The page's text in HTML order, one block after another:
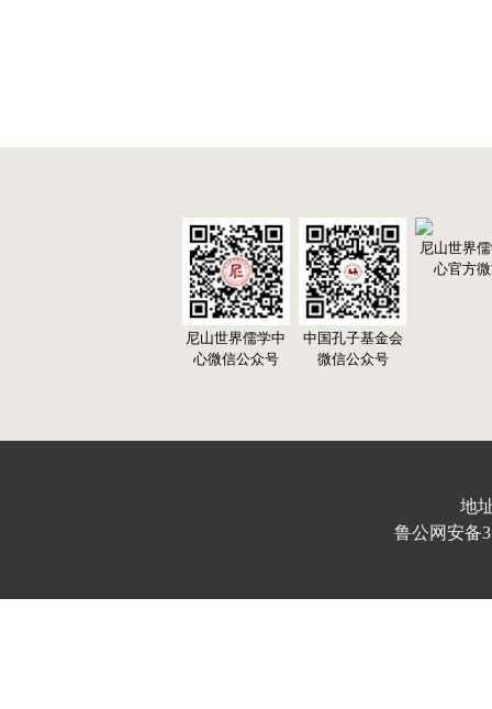
尼山世界儒学中
心微信公众号
中国孔子基金会
微信公众号
尼山世界
心官方
地
鲁公网安备